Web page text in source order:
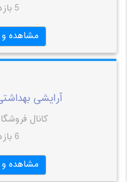
5 بازدید
مشاهده
آرایشی
کانال
6 بازدید
مشاهده